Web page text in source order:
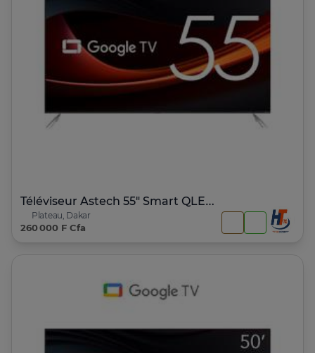
Téléviseur Astech 55" Smart QLED Google Tv
Plateau, Dakar
260 000 F Cfa